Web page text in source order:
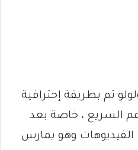
تم بطريقة إحترافية
السريع ، خاصة بعد
وهو يمارس